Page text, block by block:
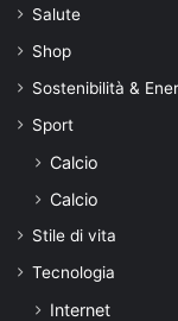
Salute
Shop
Sostenibilità &
Sport
Calcio
Calcio
Stile di vita
Tecnologia
Internet